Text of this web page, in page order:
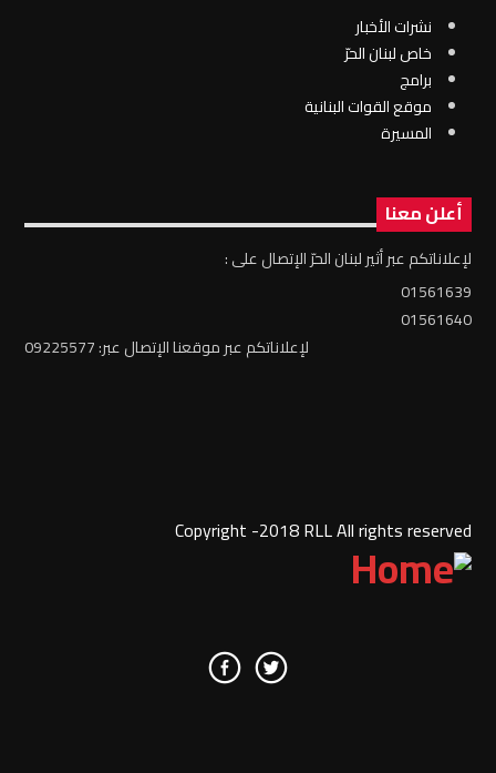
نشرات الأخبار
خاص لبنان الحرّ
برامج
موقع القوات البنانية
المسيرة
أعلن معنا
لإعلاناتكم عبر أثير لبنان الحرّ الإتصال على :
01561639
01561640
لإعلاناتكم عبر موقعنا الإتصال عبر: 09225577
Copyright -2018 RLL All rights reserved